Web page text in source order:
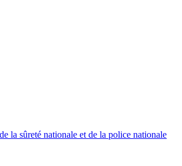
la sûreté nationale et de la police nationale